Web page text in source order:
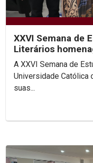
XXVI Semana de
Literários
centenário
A XXVI Semana de
Universidade Católica
suas...